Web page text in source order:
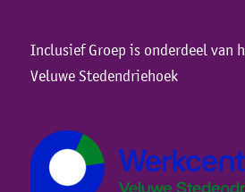
Inclusief Groep is onderdeel van
Veluwe Stedendriehoek